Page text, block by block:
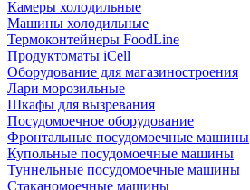
Камеры холодильные
Машины холодильные
Термоконтейнеры FoodLine
Продуктоматы iCell
Оборудование для магазиностроения
Лари морозильные
Шкафы для вызревания
Посудомоечное оборудование
Фронтальные посудомоечные машины
Купольные посудомоечные машины
Туннельные посудомоечные машины
Стаканомоечные машины